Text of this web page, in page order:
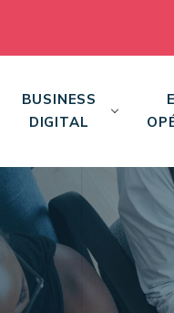
BUSINESS
DIGITAL